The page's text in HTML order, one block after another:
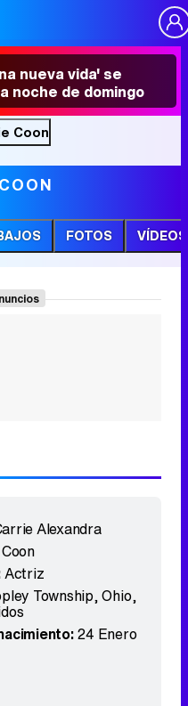
nueva vida' se
noche de domingo
Coon
FOTOS VÍDEOS
Alexandra
Coon
Actriz
Township, Ohio,
24 Enero